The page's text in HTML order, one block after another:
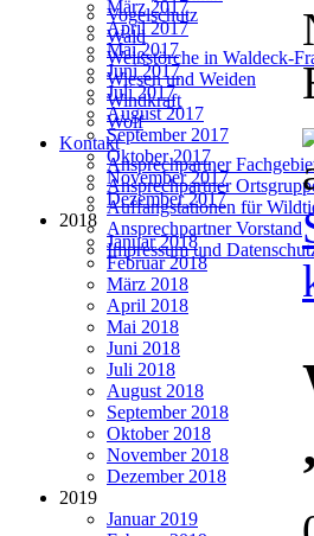
Vogelschutz
Wald
Weißstörche in Waldeck-
Wiesen und Weiden
Windkraft
Wolf
Kontakt
Ansprechpartner
Ansprechpartner
Auffangstationen für
Ansprechpartner Vorstand
Impressum und
März 2017
April 2017
Mai 2017
Juni 2017
Juli 2017
August 2017
September 2017
Oktober 2017
November 2017
Dezember 2017
2018
Januar 2018
Februar 2018
März 2018
April 2018
Mai 2018
Juni 2018
Juli 2018
August 2018
September 2018
Oktober 2018
November 2018
Dezember 2018
2019
Januar 2019